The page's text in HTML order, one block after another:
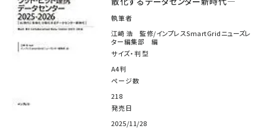
執筆者
江崎 浩 監修/インプレスSmartGridニューズレ
ター編集部 編
サイズ・判型
A4判
ページ数
218
発売日
2025/11/28